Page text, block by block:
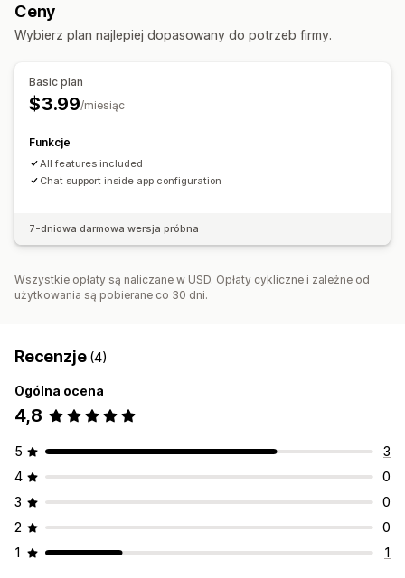
Ceny
Wybierz plan najlepiej dopasowany do potrzeb firmy.
Basic plan
$3.99/miesiąc
Funkcje
All features included
Chat support inside app configuration
7-dniowa darmowa wersja próbna
Wszystkie opłaty są naliczane w USD. Opłaty cykliczne i zależne od
użytkowania są pobierane co 30 dni.
Recenzje (4)
Ogólna ocena
4,8
5
3
4
0
3
0
2
0
1
1